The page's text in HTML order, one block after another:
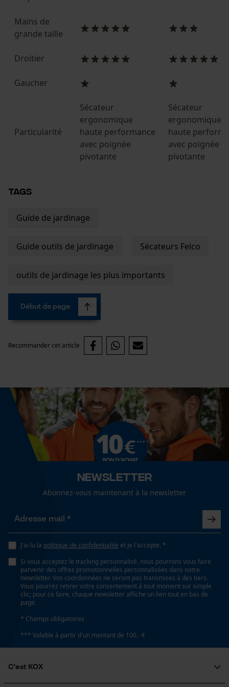
Mains de
grande taille
Droitier
Gaucher
Particularité
Sécateur
ergonomique
haute performance
avec poignée
pivotante
Sécateur
ergonomique
haute
avec poignée
pivotante
TAGS
Guide de jardinage
Guide outils de jardinage Sécateurs Felco
outils de jardinage les plus importants
Début de page
Recommander cet article
Newsletter
Abonnez-vous maintenant à la newsletter
J'ai lu la politique de confidentialité et je l'accepte. *
Si vous acceptez le tracking personnalisé, nous pourrons vous faire
parvenir des offres promotionnelles personnalisées dans notre
newsletter. Vos coordonnées ne seront pas transmises à des tiers.
Vous pourrez retirer votre consentement à tout moment sur simple
clic; pour ce faire, chaque newsletter affiche un lien tout en bas de
page.
* Champs obligatoires
*** Valable à partir d'un montant de 100,- €
C'est KOX
ID de session
Cookies statistiques
Cookies de performance et de
fonctionnalité
Loop54 Personalization
Page d'accueil personnalisée
Panier sauvegardé
Salutation personnelle
Vidéos YouTube
Google Maps
Prise de contact par chat